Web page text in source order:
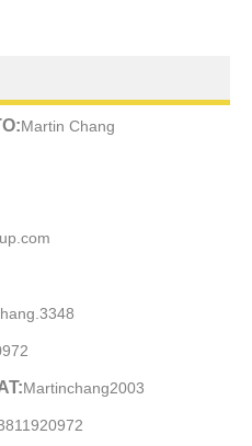
Martin Chang
Martinchang2003